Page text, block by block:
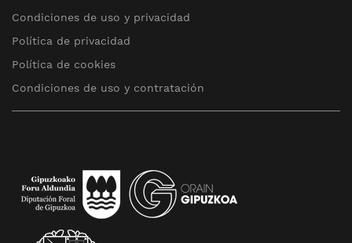
Condiciones de uso y privacidad
Política de privacidad
Política de cookies
Condiciones de uso y contratación